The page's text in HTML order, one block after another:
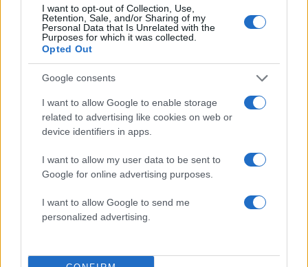
I want to opt-out of Collection, Use,
Retention, Sale, and/or Sharing of my
Personal Data that Is Unrelated with the
Purposes for which it was collected.
Opted Out
Google consents
I want to allow Google to enable storage
related to advertising like cookies on web or
device identifiers in apps.
I want to allow my user data to be sent to
Google for online advertising purposes.
I want to allow Google to send me
personalized advertising.
Συνεχίζονται οι αποχωρήσεις από το κόμμα
Καρυστιανού: «Δεν συνθέτει, αλλά
λειτουργεί με αρχηγικά στερεότυπα»
Μητσοτάκης στην υπογραφή συμφωνίας
για την ηλεκτρική διασύνδεση Ελλάδας –
είσοδος της Meridiam στην GSI
Έφυγαν οι συνεργάτες, μένει η Μαρία
«Ελπίδα για τη Δημοκρατία»
Canadair 515: Οι πρώτες εικόνες από την
φωτιάς